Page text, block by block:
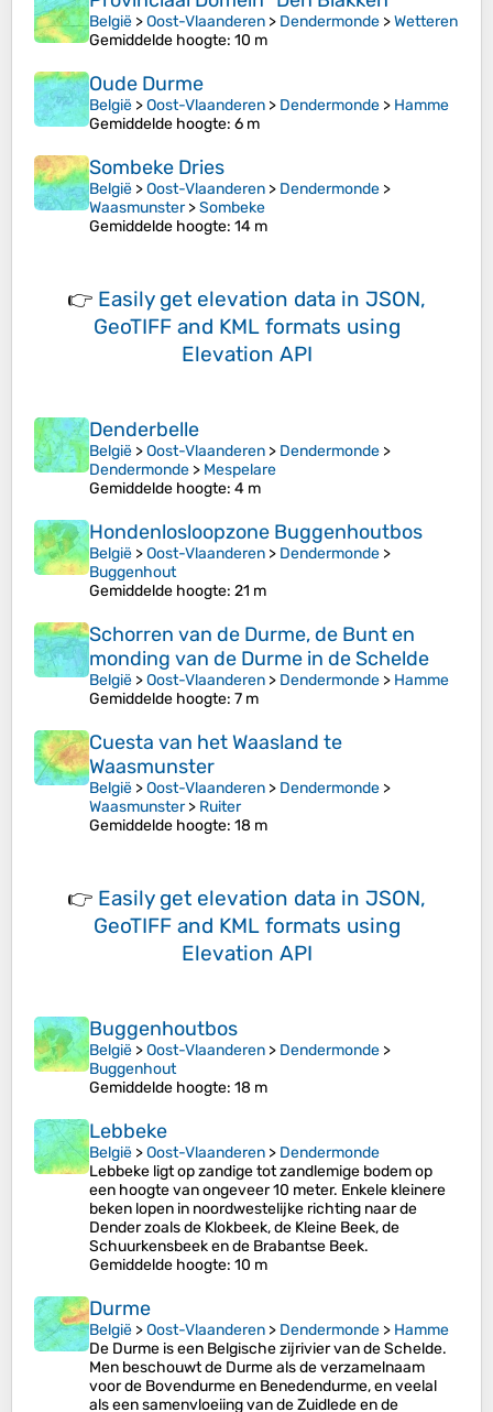
België >Oost-Vlaanderen > Dendermonde >Wetteren
Gemiddelde hoogte: 10 m
Oude Durme
België >Oost-Vlaanderen > Dendermonde > Hamme
Gemiddelde hoogte: 6 m
Sombeke Dries
België >Oost-Vlaanderen > Dendermonde >
Waasmunster>Sombeke
Gemiddelde hoogte: 14 m
👉 Easily get elevation data in JSON,
GeoTIFF and KML formats using
Elevation API
Denderbelle
België >Oost-Vlaanderen > Dendermonde >
Dendermonde > Mespelare
Gemiddelde hoogte: 4 m
Hondenlosloopzone Buggenhoutbos
België >Oost-Vlaanderen > Dendermonde >
Buggenhout
Gemiddelde hoogte: 21 m
Schorren van de Durme, de Bunt en
monding van de Durme in de Schelde
België >Oost-Vlaanderen > Dendermonde > Hamme
Gemiddelde hoogte: 7 m
Cuesta van het Waasland te
Waasmunster
België >Oost-Vlaanderen > Dendermonde >
Waasmunster> Ruiter
Gemiddelde hoogte: 18 m
👉 Easily get elevation data in JSON,
GeoTIFF and KML formats using
Elevation API
Buggenhoutbos
België >Oost-Vlaanderen > Dendermonde >
Buggenhout
Gemiddelde hoogte: 18 m
Lebbeke
België >Oost-Vlaanderen > Dendermonde
Lebbeke ligt op zandige tot zandlemige bodem op
een hoogte van ongeveer 10 meter. Enkele kleinere
beken lopen in noordwestelijke richting naar de
Dender zoals de Klokbeek, de Kleine Beek, de
Schuurkensbeek en de Brabantse Beek.
Gemiddelde hoogte: 10 m
Durme
België >Oost-Vlaanderen > Dendermonde > Hamme
De Durme is een Belgische zijrivier van de Schelde.
Men beschouwt de Durme als de verzamelnaam
voor de Bovendurme en Benedendurme, en veelal
als een samenvloeiing van de Zuidlede en de